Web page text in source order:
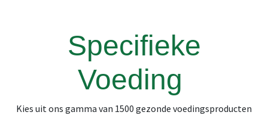
Specifieke
Voeding
Kies uit ons gamma van 1500 gezonde voedingsproducten